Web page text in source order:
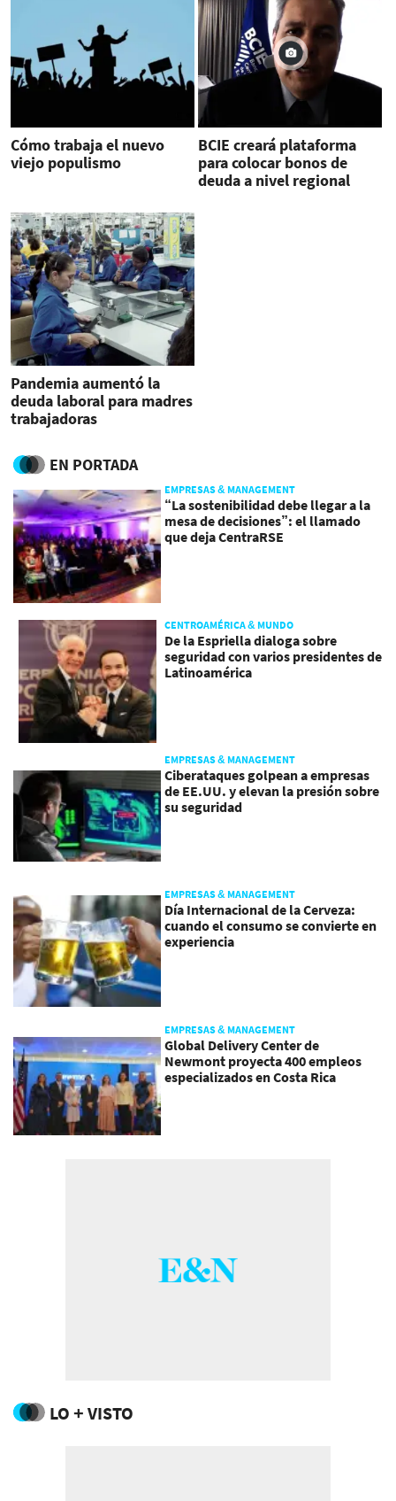
Cómo trabaja el nuevo
viejo populismo
BCIE creará plataforma
para colocar bonos de
deuda a nivel regional
Pandemia aumentó la
deuda laboral para madres
trabajadoras
EN PORTADA
EMPRESAS & MANAGEMENT
“La sostenibilidad debe llegar a la
mesa de decisiones”: el llamado
que deja CentraRSE
CENTROAMÉRICA & MUNDO
De la Espriella dialoga sobre
seguridad con varios presidentes de
Latinoamérica
EMPRESAS & MANAGEMENT
Ciberataques golpean a empresas
de EE.UU. y elevan la presión sobre
su seguridad
EMPRESAS & MANAGEMENT
Día Internacional de la Cerveza:
cuando el consumo se convierte en
experiencia
EMPRESAS & MANAGEMENT
Global Delivery Center de
Newmont proyecta 400 empleos
especializados en Costa Rica
LO + VISTO